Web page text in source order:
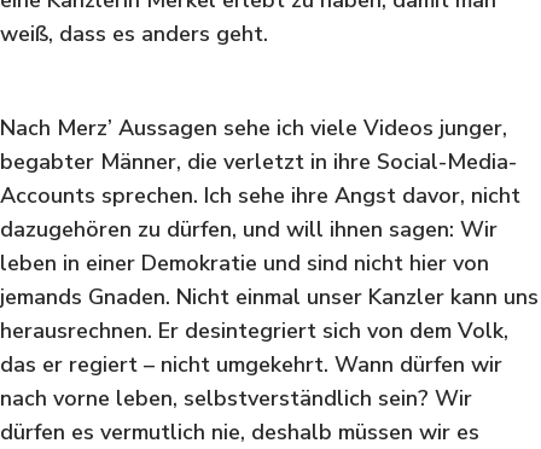
weiß, dass es anders geht.
Nach Merz’ Aussagen sehe ich viele Videos junger,
begabter Männer, die verletzt in ihre Social-Media-
Accounts sprechen. Ich sehe ihre Angst davor, nicht
dazugehören zu dürfen, und will ihnen sagen: Wir
leben in einer Demokratie und sind nicht hier von
jemands Gnaden. Nicht einmal unser Kanzler kann uns
herausrechnen. Er desintegriert sich von dem Volk,
das er regiert – nicht umgekehrt. Wann dürfen wir
nach vorne leben, selbstverständlich sein? Wir
dürfen es vermutlich nie, deshalb müssen wir es